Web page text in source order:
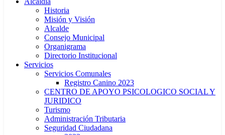
Historia
Misión y Visión
Alcalde
Consejo Municipal
Organigrama
Directorio Institucional
Servicios
Servicios Comunales
Registro Canino 2023
CENTRO DE APOYO PSICOLOGICO SOCIAL Y
JURIDICO
Turismo
Administración Tributaria
Seguridad Ciudadana